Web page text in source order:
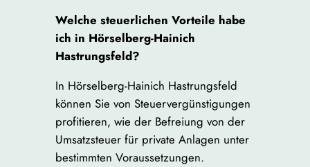
Welche steuerlichen Vorteile habe
ich in Hörselberg-Hainich
Hastrungsfeld?
In Hörselberg-Hainich Hastrungsfeld
können Sie von Steuervergünstigungen
profitieren, wie der Befreiung von der
Umsatzsteuer für private Anlagen unter
bestimmten Voraussetzungen.